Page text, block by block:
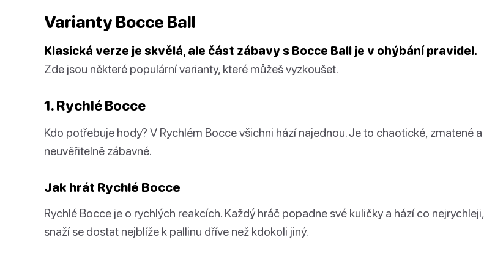
Varianty Bocce Ball
Klasická verze je skvělá, ale část zábavy s Bocce Ball je v ohýbání pravidel.
Zde jsou některé populární varianty, které můžeš vyzkoušet.
1. Rychlé Bocce
Kdo potřebuje hody? V Rychlém Bocce všichni hází najednou. Je to chaotické, zmatené a
neuvěřitelně zábavné.
Jak hrát Rychlé Bocce
Rychlé Bocce je o rychlých reakcích. Každý hráč popadne své kuličky a hází co nejrychleji,
snaží se dostat nejblíže k pallinu dříve než kdokoli jiný.